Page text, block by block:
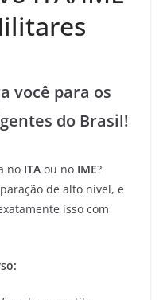
você para os
do Brasil!
no ITA ou no IME?
de alto nível, e
isso com